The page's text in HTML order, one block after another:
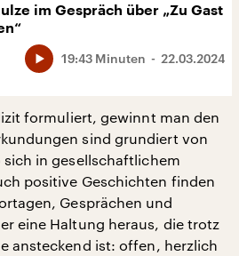
im Gespräch über „Zu Gast
22.03.2024
19:43 Minuten
formuliert, gewinnt man den
sind grundiert von
in gesellschaftlichem
positive Geschichten finden
Gesprächen und
eine Haltung heraus, die trotz
ansteckend ist: offen, herzlich